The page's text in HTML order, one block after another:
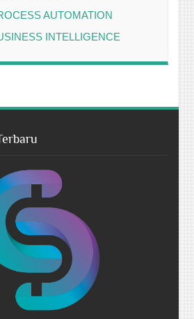
AUTOMATION
INTELLIGENCE